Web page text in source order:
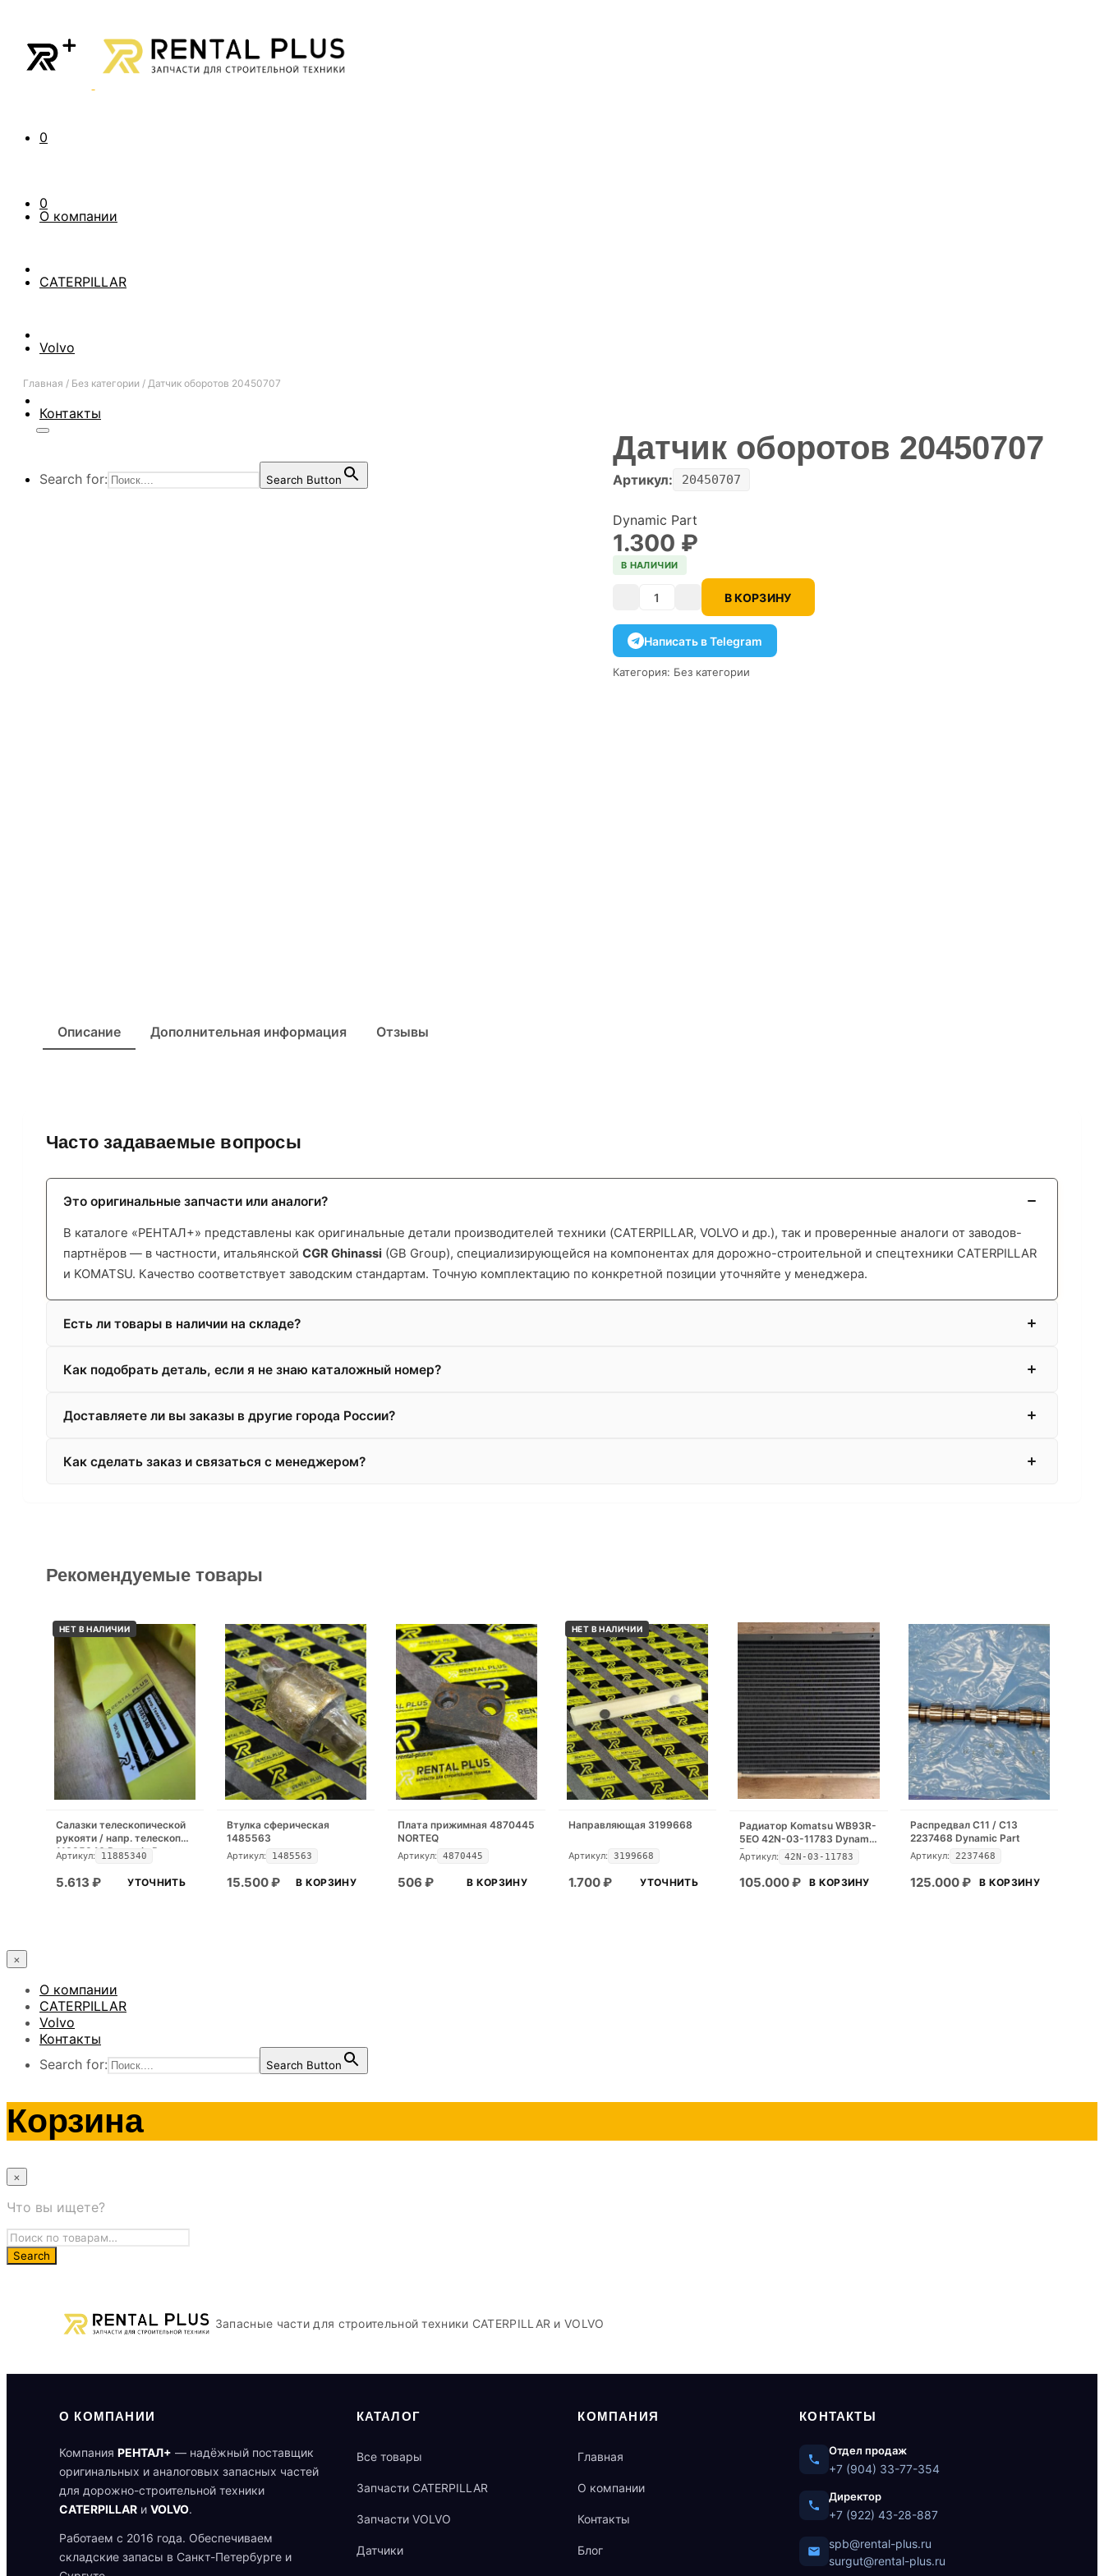
0
0
О компании
CATERPILLAR
Volvo
Контакты
Search for: Search Button
Главная / Без категории / Датчик оборотов 20450707
Датчик оборотов 20450707
Артикул: 20450707
Dynamic Part
1.300 ₽
В НАЛИЧИИ
Количество В КОРЗИНУ
Написать в Telegram
Категория: Без категории
Описание Дополнительная информация Отзывы
Часто задаваемые вопросы
Это оригинальные запчасти или аналоги?
В каталоге «РЕНТАЛ+» представлены как оригинальные детали производителей техники (CATERPILLAR, VOLVO и др.), так и проверенные аналоги от заводов-
партнёров — в частности, итальянской CGR Ghinassi (GB Group), специализирующейся на компонентах для дорожно-строительной и спецтехники CATERPILLAR
и KOMATSU. Качество соответствует заводским стандартам. Точную комплектацию по конкретной позиции уточняйте у менеджера.
Есть ли товары в наличии на складе?
Как подобрать деталь, если я не знаю каталожный номер?
Доставляете ли вы заказы в другие города России?
Как сделать заказ и связаться с менеджером?
Рекомендуемые товары
НЕТ В НАЛИЧИИ
Салазки телескопической
рукояти / напр. телескопа
11885340 Dynamic Part
Артикул: 11885340
5.613 ₽ УТОЧНИТЬ
Втулка сферическая
1485563
Артикул: 1485563
15.500₽ В КОРЗИНУ
Плата прижимная 4870445
NORTEQ
Артикул: 4870445
506 ₽ В КОРЗИНУ
НЕТ В НАЛИЧИИ
Направляющая 3199668
Артикул: 3199668
1.700₽ УТОЧНИТЬ
Радиатор Komatsu WB93R-
5EO 42N-03-11783 Dynamic
Part
Артикул: 42N-03-11783
105.000₽ В КОРЗИНУ
Распредвал С11 / С13
2237468 Dynamic Part
Артикул: 2237468
125.000₽ В КОРЗИНУ
×
О компании
CATERPILLAR
Volvo
Контакты
Search for:
Search Button
Корзина
×
Что вы ищете?
Запасные части для строительной техники CATERPILLAR и VOLVO
О КОМПАНИИ
Компания РЕНТАЛ+ — надёжный поставщик
оригинальных и аналоговых запасных частей
для дорожно-строительной техники
CATERPILLAR и VOLVO.
Работаем с 2016 года. Обеспечиваем
складские запасы в Санкт-Петербурге и
КАТАЛОГ
Все товары
Запчасти CATERPILLAR
Запчасти VOLVO
Датчики
КОМПАНИЯ
Главная
О компании
Контакты
Блог
КОНТАКТЫ
Отдел продаж
+7 (904) 33-77-354
Директор
+7 (922) 43-28-887
spb@rental-plus.ru
surgut@rental-plus.ru